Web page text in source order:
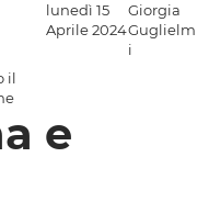
il
lunedì 15
Aprile 2024
Giorgia
Guglielm
i
e